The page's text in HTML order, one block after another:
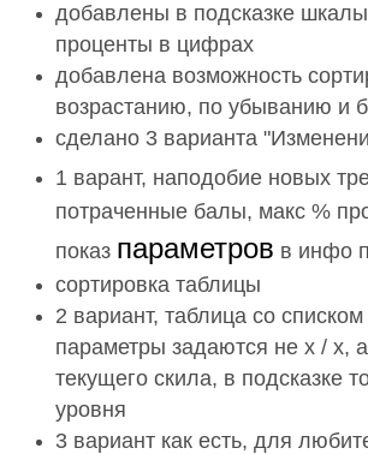
добавлены в подсказке
проценты в цифрах
добавлена возможность
возрастанию, по убыванию и
сделано 3 варианта
1 варант, наподобие новых
потраченные балы, макс %
показ параметров в инфо
сортировка таблицы
2 вариант, таблица со
параметры задаются не х / х,
текущего скила, в подсказке
уровня
3 вариант как есть, для